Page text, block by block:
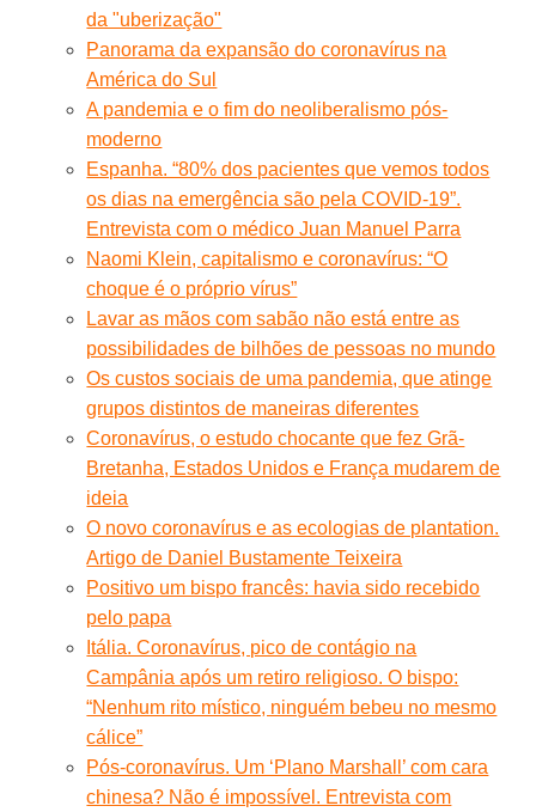
da "uberização"
Panorama da expansão do coronavírus na
América do Sul
A pandemia e o fim do neoliberalismo pós-
moderno
Espanha. “80% dos pacientes que vemos todos
os dias na emergência são pela COVID-19”.
Entrevista com o médico Juan Manuel Parra
Naomi Klein, capitalismo e coronavírus: “O
choque é o próprio vírus”
Lavar as mãos com sabão não está entre as
possibilidades de bilhões de pessoas no mundo
Os custos sociais de uma pandemia, que atinge
grupos distintos de maneiras diferentes
Coronavírus, o estudo chocante que fez Grã-
Bretanha, Estados Unidos e França mudarem de
ideia
O novo coronavírus e as ecologias de plantation.
Artigo de Daniel Bustamente Teixeira
Positivo um bispo francês: havia sido recebido
pelo papa
Itália. Coronavírus, pico de contágio na
Campânia após um retiro religioso. O bispo:
“Nenhum rito místico, ninguém bebeu no mesmo
cálice”
Pós-coronavírus. Um ‘Plano Marshall’ com cara
chinesa? Não é impossível. Entrevista com